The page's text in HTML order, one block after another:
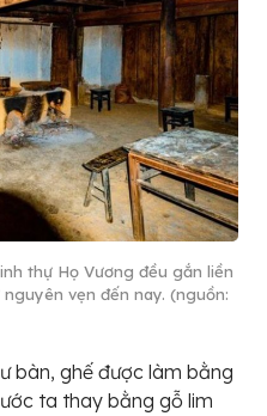
thự Họ Vương đều gắn liền
vẹn đến nay. (nguồn:
bàn, ghế được làm bằng
ta thay bằng gỗ lim